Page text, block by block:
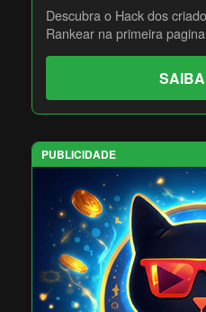
Descubra o Hack dos
Rankear na primeira pagina
PUBLICIDADE